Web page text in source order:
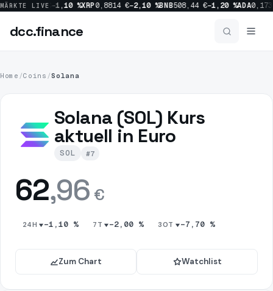
MÄRKTE LIVE
62,96 €−1,10 %XRP0,8814 €−2,10 %BNB508,44 €−1,20 %ADA0,1736
dcc.finance
Home /Coins /Solana
Solana (SOL) Kurs
aktuell in Euro
SOL #7
62,96 €
24H −1,10 % 7T −2,00 % 30T −7,70 %
Zum Chart Watchlist
dcc.finance
Alle News
Bitcoin